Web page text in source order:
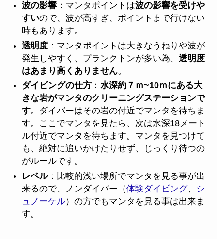
波の影響：マンタポイントは波の影響を受けや
すいので、波が高すぎ、ポイントまで行けない
時もあります。
透明度：マンタポイントは大きなうねりや波が
発生しやすく、プランクトンが多い為、 透明度
はあまり高くありません。
ダイビングの仕方： 水深約７ｍ~10ｍにある大
きな岩がマンタのクリーニングステーションで
す。ダイバーはその岩の付近でマンタを待ちま
す。ここでマンタを見たら、次は水深18メート
ル付近でマンタを待ちます。マンタを見つけて
も、絶対に追いかけたりせず、じっくり待つの
がルールです。
レベル：比較的浅い場所でマンタを見る事が出
来るので、ノンダイバー（体験ダイビング、
シ
ュノーケル）の方でもマンタを見る事は出来ま
す。